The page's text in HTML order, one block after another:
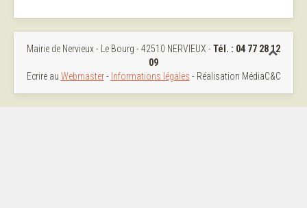
Mairie de Nervieux - Le Bourg - 42510 NERVIEUX -Tél. : 04 77 28 12
09
Ecrire au Webmaster- Informations légales - Réalisation MédiaC&C